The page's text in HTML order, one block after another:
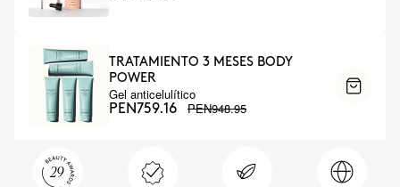
TRATAMIENTO 3 MESES BODY
POWER
Gel anticelulítico
PEN759.16 PEN948.95